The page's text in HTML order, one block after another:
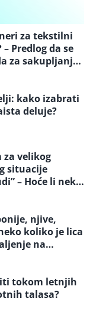
za tekstilni
Predlog da se
za sakupljanje i
u
kako izabrati
deluje?
za velikog
situacije
– Hoće li neko
strogo
njive,
koliko je lica
na
tokom letnjih
talasa?